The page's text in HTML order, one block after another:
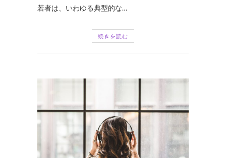
若者は、いわゆる典型的な…
続きを読む